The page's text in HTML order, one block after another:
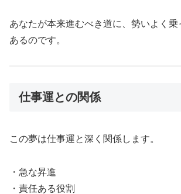
あなたが本来進むべき道に、勢いよく乗
あるのです。
仕事運との関係
この夢は仕事運と深く関係します。
・急な昇進
・責任ある役割